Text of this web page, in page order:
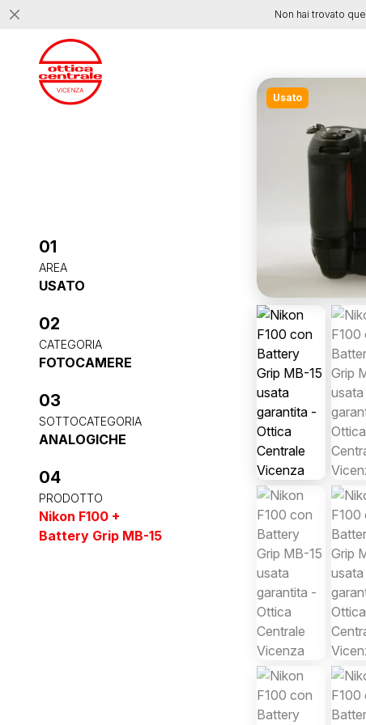
01
AREA
USATO
02
CATEGORIA
FOTOCAMERE
03
SOTTOCATEGORIA
ANALOGICHE
04
PRODOTTO
Nikon F100 +
Battery Grip MB-15
Usato
Non hai trovato